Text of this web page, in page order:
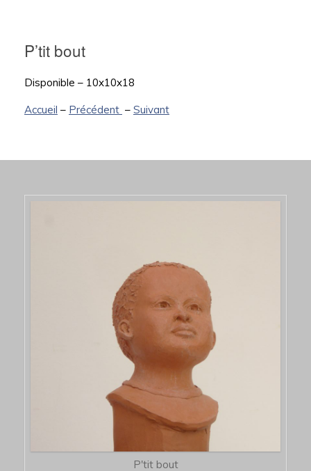
P’tit bout
Disponible – 10x10x18
Accueil – Précédent – Suivant
P'tit bout